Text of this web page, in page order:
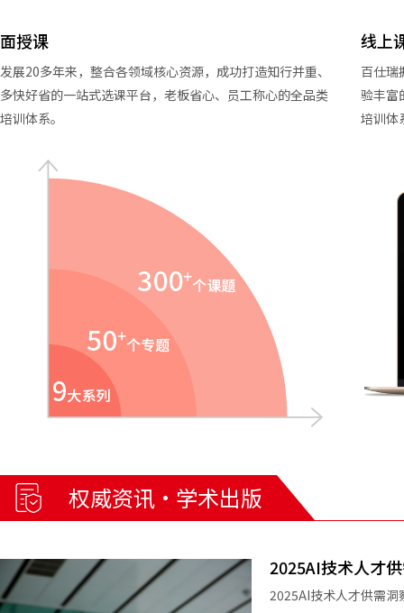
面授课
发展20多年来，整合各领域核心资源，成功打造知行并重、
多快好省的一站式选课平台，老板省心、员工称心的全品类
培训体系。
线上
百仕瑞
验丰富
培训体
权威资讯·学术出版
2025AI技术人才
2025AI技术人才供需洞